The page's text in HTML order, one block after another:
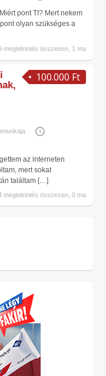
pont TI? Mert nekem
olyan szükséges a
megtekintés összesen, 1 ma
100.000 Ft
az interneten
mert sokat
találtam […]
megtekintés összesen, 0 ma